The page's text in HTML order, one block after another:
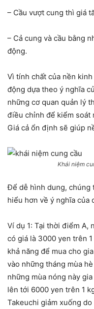
– Cầu vượt cung thì giá
– Cả cung và cầu bằng
động.
Vì tính chất của nền
động dựa theo ý nghĩa
những cơ quan quản lý
điều chỉnh để kiểm soát
Giá cả ổn định sẽ giúp
Khái niệm
Để dễ hình dung, chúng
hiểu hơn về ý nghĩa của
Ví dụ 1: Tại thời điểm A,
có giá là 3000 yen trên
khả năng để mua cho
vào những tháng mùa
những mùa nóng này
lên tới 6000 yen trên 1
Takeuchi giảm xuống